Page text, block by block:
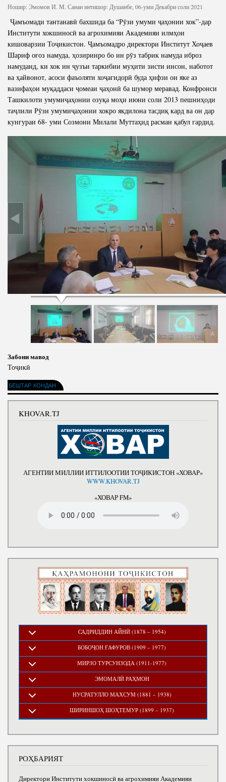
Ношир:Эмомов И. М. Санаи интишор: Душанбе, 06-уми Декабри соли 2021
Ҷамъомади тантанавӣ бахшида ба “Рӯзи умуми ҷаҳонии хок”-дар
Институти хокшиносӣ ва агрохимияи Академияи илмҳои
кишоварзии Тоҷикистон. Ҷамъомадро директори Институт Хоҷаев
Шариф оғоз намуда, ҳозиринро бо ин рӯз табрик намуда иброз
намуданд, ки хок ин ҷузъи таркибии муҳити зисти инсон, наботот
ва ҳайвонот, асоси фаъоляти хоҷагидорӣ буда ҳифзи он яке аз
вазифаҳои муқаддаси ҷомеаи ҷаҳонӣ ба шумор меравад. Конфронси
Ташкилоти умумиҷаҳонии озуқа моҳи июни соли 2013 пешниҳоди
таҷлили Рӯзи умумиҷаҳонии хокро якдилона тасдиқ кард ва он дар
кунгураи 68- уми Созмони Милали Муттаҳид расман қабул гардид.
Забони мавод
Тоҷикӣ
БЕШТАР ХОНДАН
KHOVAR.TJ
АГЕНТИИ МИЛЛИИ ИТТИЛООТИИ ТОҶИКИСТОН «ХОВАР»
WWW.KHOVAR.TJ
«ХОВАР FM»
САДРИДДИН АЙНӢ (1878 – 1954)
БОБОҶОН ҒАФУРОВ (1909 – 1977)
МИРЗО ТУРСУНЗОДА (1911-1977)
ЭМОМАЛӢ РАҲМОН
НУСРАТУЛЛО МАХСУМ (1881 – 1938)
ШИРИНШОҲ ШОҲТЕМУР (1899 – 1937)
РОҲБАРИЯТ
Директори Институти хокшиносӣ ва агрохимияи Академияи